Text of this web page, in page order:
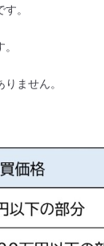
。
ません。